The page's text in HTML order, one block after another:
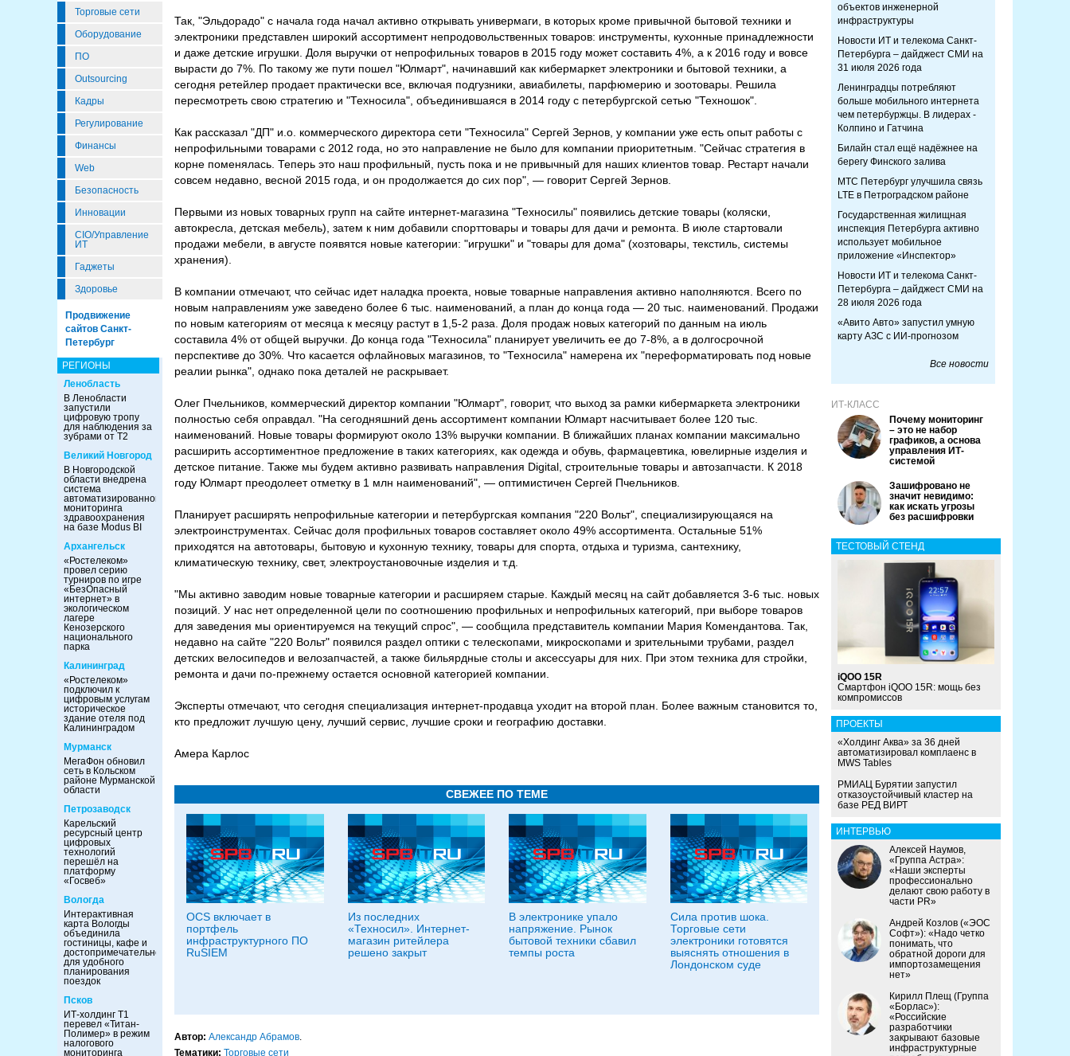
Торговые сети
Оборудование
ПО
Outsourcing
Кадры
Регулирование
Финансы
Web
Безопасность
Инновации
CIO/Управление
ИТ
Гаджеты
Здоровье
Продвижение
сайтов Санкт-
Петербург
РЕГИОНЫ
Ленобласть
В Ленобласти
запустили
цифровую тропу
для наблюдения за
зубрами от Т2
Великий Новгород
В Новгородской
области внедрена
система
автоматизированного
мониторинга
здравоохранения
на базе Modus BI
Архангельск
«Ростелеком»
провел серию
турниров по игре
«БезОпасный
интернет» в
экологическом
лагере
Кенозерского
национального
парка
Калининград
«Ростелеком»
подключил к
цифровым услугам
историческое
здание отеля под
Калининградом
Мурманск
МегаФон обновил
сеть в Кольском
районе Мурманской
области
Петрозаводск
Карельский
ресурсный центр
цифровых
технологий
перешёл на
платформу
«Госвеб»
Вологда
Интерактивная
карта Вологды
объединила
гостиницы, кафе и
достопримечательности
для удобного
планирования
поездок
Псков
ИТ-холдинг Т1
перевел «Титан-
Полимер» в режим
налогового
мониторинга
Так, "Эльдорадо" с начала года начал активно открывать универмаги, в которых кроме привычной бытовой техники и
электроники представлен широкий ассортимент непродовольственных товаров: инструменты, кухонные принадлежности
и даже детские игрушки. Доля выручки от непрофильных товаров в 2015 году может составить 4%, а к 2016 году и вовсе
вырасти до 7%. По такому же пути пошел "Юлмарт", начинавший как кибермаркет электроники и бытовой техники, а
сегодня ретейлер продает практически все, включая подгузники, авиабилеты, парфюмерию и зоотовары. Решила
пересмотреть свою стратегию и "Техносила", объединившаяся в 2014 году с петербургской сетью "Техношок".
Как рассказал "ДП" и.о. коммерческого директора сети "Техносила" Сергей Зернов, у компании уже есть опыт работы с
непрофильными товарами с 2012 года, но это направление не было для компании приоритетным. "Сейчас стратегия в
корне поменялась. Теперь это наш профильный, пусть пока и не привычный для наших клиентов товар. Рестарт начали
совсем недавно, весной 2015 года, и он продолжается до сих пор", — говорит Сергей Зернов.
Первыми из новых товарных групп на сайте интернет-магазина "Техносилы" появились детские товары (коляски,
автокресла, детская мебель), затем к ним добавили спорттовары и товары для дачи и ремонта. В июле стартовали
продажи мебели, в августе появятся новые категории: "игрушки" и "товары для дома" (хозтовары, текстиль, системы
хранения).
В компании отмечают, что сейчас идет наладка проекта, новые товарные направления активно наполняются. Всего по
новым направлениям уже заведено более 6 тыс. наименований, а план до конца года — 20 тыс. наименований. Продажи
по новым категориям от месяца к месяцу растут в 1,5-2 раза. Доля продаж новых категорий по данным на июль
составила 4% от общей выручки. До конца года "Техносила" планирует увеличить ее до 7-8%, а в долгосрочной
перспективе до 30%. Что касается офлайновых магазинов, то "Техносила" намерена их "переформатировать под новые
реалии рынка", однако пока деталей не раскрывает.
Олег Пчельников, коммерческий директор компании "Юлмарт", говорит, что выход за рамки кибермаркета электроники
полностью себя оправдал. "На сегодняшний день ассортимент компании Юлмарт насчитывает более 120 тыс.
наименований. Новые товары формируют около 13% выручки компании. В ближайших планах компании максимально
расширить ассортиментное предложение в таких категориях, как одежда и обувь, фармацевтика, ювелирные изделия и
детское питание. Также мы будем активно развивать направления Digital, строительные товары и автозапчасти. К 2018
году Юлмарт преодолеет отметку в 1 млн наименований", — оптимистичен Сергей Пчельников.
Планирует расширять непрофильные категории и петербургская компания "220 Вольт", специализирующаяся на
электроинструментах. Сейчас доля профильных товаров составляет около 49% ассортимента. Остальные 51%
приходятся на автотовары, бытовую и кухонную технику, товары для спорта, отдыха и туризма, сантехнику,
климатическую технику, свет, электроустановочные изделия и т.д.
"Мы активно заводим новые товарные категории и расширяем старые. Каждый месяц на сайт добавляется 3-6 тыс. новых
позиций. У нас нет определенной цели по соотношению профильных и непрофильных категорий, при выборе товаров
для заведения мы ориентируемся на текущий спрос", — сообщила представитель компании Мария Комендантова. Так,
недавно на сайте "220 Вольт" появился раздел оптики с телескопами, микроскопами и зрительными трубами, раздел
детских велосипедов и велозапчастей, а также бильярдные столы и аксессуары для них. При этом техника для стройки,
ремонта и дачи по-прежнему остается основной категорией компании.
Эксперты отмечают, что сегодня специализация интернет-продавца уходит на второй план. Более важным становится то,
кто предложит лучшую цену, лучший сервис, лучшие сроки и географию доставки.
Амера Карлос
СВЕЖЕЕ ПО ТЕМЕ
OCS включает в
портфель
инфраструктурного ПО
RuSIEM
Из последних
«Техносил». Интернет-
магазин ритейлера
решено закрыт
В электронике упало
напряжение. Рынок
бытовой техники сбавил
темпы роста
Сила против шока.
Торговые сети
электроники готовятся
выяснять отношения в
Лондонском суде
Автор: Александр Абрамов.
Тематики: Торговые сети
объектов инженерной
инфраструктуры
Новости ИТ и телекома Санкт-
Петербурга – дайджест СМИ на
31 июля 2026 года
Ленинградцы потребляют
больше мобильного интернета
чем петербуржцы. В лидерах -
Колпино и Гатчина
Билайн стал ещё надёжнее на
берегу Финского залива
МТС Петербург улучшила связь
LTE в Петроградском районе
Государственная жилищная
инспекция Петербурга активно
использует мобильное
приложение «Инспектор»
Новости ИТ и телекома Санкт-
Петербурга – дайджест СМИ на
28 июля 2026 года
«Авито Авто» запустил умную
карту АЗС с ИИ-прогнозом
Все новости
ИТ-КЛАСС
Почему мониторинг
– это не набор
графиков, а основа
управления ИТ-
системой
Зашифровано не
значит невидимо:
как искать угрозы
без расшифровки
ТЕСТОВЫЙ СТЕНД
iQOO 15R
Смартфон iQOO 15R: мощь без
компромиссов
ПРОЕКТЫ
«Холдинг Аква» за 36 дней
автоматизировал комплаенс в
MWS Tables
РМИАЦ Бурятии запустил
отказоустойчивый кластер на
базе РЕД ВИРТ
ИНТЕРВЬЮ
Алексей Наумов,
«Группа Астра»:
«Наши эксперты
профессионально
делают свою работу в
части PR»
Андрей Козлов («ЭОС
Софт»): «Надо четко
понимать, что
обратной дороги для
импортозамещения
нет»
Кирилл Плещ (Группа
«Борлас»):
«Российские
разработчики
закрывают базовые
инфраструктурные